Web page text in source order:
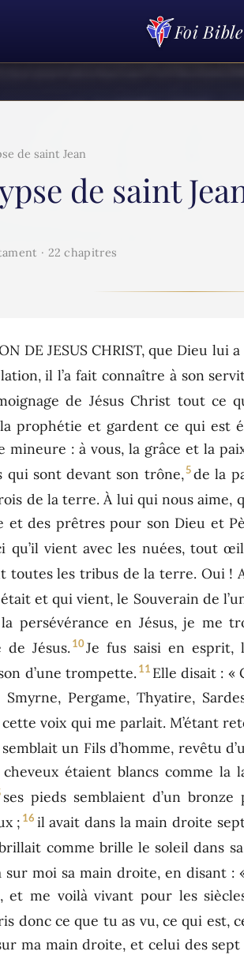
Foi
de saint Jean
de saint
· 22 chapitres
DE JESUS CHRIST, que Dieu
il l’a fait connaître à son
de Jésus Christ tout ce
prophétie et gardent ce qui est
mineure : à vous, la grâce et la
qui sont devant son trône,5de la
de la terre. À lui qui nous aime,
et des prêtres pour son Dieu et
qu’il vient avec les nuées, tout
toutes les tribus de la terre. Oui !
et qui vient, le Souverain de
persévérance en Jésus, je me
de Jésus. 10Je fus saisi en esprit,
d’une trompette. 11 Elle disait : «
Smyrne, Pergame, Thyatire,
voix qui me parlait. M’étant
un Fils d’homme, revêtu
étaient blancs comme la
ses pieds semblaient d’un
; 16 il avait dans la main droite
comme brille le soleil dans
sur moi sa main droite, en disant
et me voilà vivant pour les
donc ce que tu as vu, ce qui est,
ma main droite, et celui des